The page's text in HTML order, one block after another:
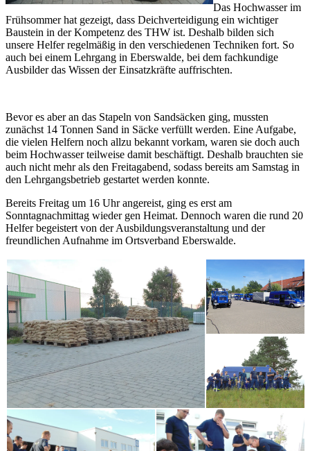
Das Hochwasser im
Frühsommer hat gezeigt, dass Deichverteidigung ein wichtiger
Baustein in der Kompetenz des THW ist. Deshalb bilden sich
unsere Helfer regelmäßig in den verschiedenen Techniken fort. So
auch bei einem Lehrgang in Eberswalde, bei dem fachkundige
Ausbilder das Wissen der Einsatzkräfte auffrischten.
Bevor es aber an das Stapeln von Sandsäcken ging, mussten
zunächst 14 Tonnen Sand in Säcke verfüllt werden. Eine Aufgabe,
die vielen Helfern noch allzu bekannt vorkam, waren sie doch auch
beim Hochwasser teilweise damit beschäftigt. Deshalb brauchten sie
auch nicht mehr als den Freitagabend, sodass bereits am Samstag in
den Lehrgangsbetrieb gestartet werden konnte.
Bereits Freitag um 16 Uhr angereist, ging es erst am
Sonntagnachmittag wieder gen Heimat. Dennoch waren die rund 20
Helfer begeistert von der Ausbildungsveranstaltung und der
freundlichen Aufnahme im Ortsverband Eberswalde.